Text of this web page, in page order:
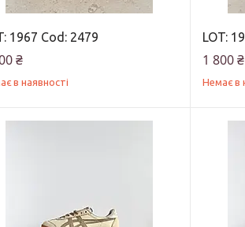
1967 Cod: 2479
₴
в наявності
LOT:
1 800 ₴
Немає в